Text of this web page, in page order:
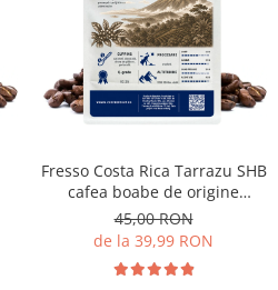
Fresso Costa Rica Tarrazu SHB
cafea boabe de origine
proaspăt prăjită
45,00 RON
de la 39,99 RON